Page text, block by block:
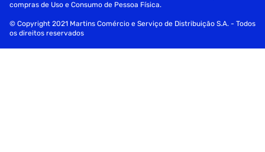
compras de Uso e Consumo de Pessoa Física.
© Copyright 2021 Martins Comércio e Serviço de Distribuição S.A. - Todos
os direitos reservados